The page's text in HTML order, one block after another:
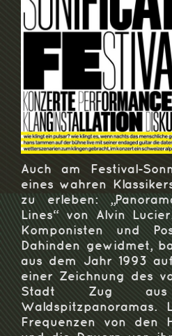
Auch am Festival-
eines wahren
zu erleben:
Lines“ von Alvin
Komponisten und
Dahinden gewidmet,
aus dem Jahr 1993
einer Zeichnung des
Stadt Zug aus
Waldspitzpanoramas.
Frequenzen von den